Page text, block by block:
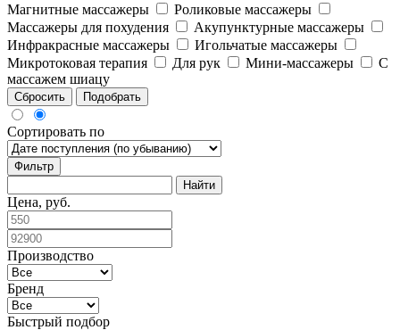
Магнитные массажеры
Роликовые массажеры
Массажеры для похудения
Акупунктурные массажеры
Инфракрасные массажеры
Игольчатые массажеры
Микротоковая терапия
Для рук Мини-массажеры
С
массажем шиацу
Сбросить Подобрать
Сортировать по
Фильтр
Цена, руб.
Производство
Бренд
Быстрый подбор